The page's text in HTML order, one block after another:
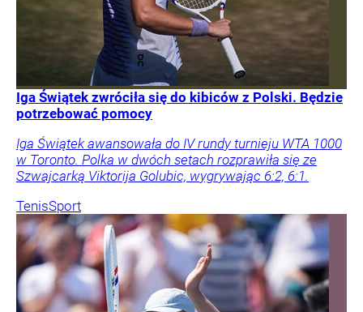
Iga Świątek zwróciła się do kibiców z Polski. Będzie
potrzebować pomocy
Iga Świątek awansowała do IV rundy turnieju WTA 1000
w Toronto. Polka w dwóch setach rozprawiła się ze
Szwajcarką Viktorija Golubic, wygrywając 6:2, 6:1.
TenisSport